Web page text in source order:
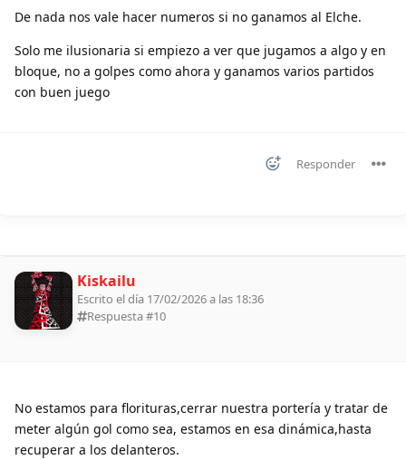
De nada nos vale hacer numeros si no ganamos al Elche.
Solo me ilusionaria si empiezo a ver que jugamos a algo y en
bloque, no a golpes como ahora y ganamos varios partidos
con buen juego
Responder
Kiskailu
Escrito el día 17/02/2026 a las 18:36
Respuesta #10
No estamos para florituras,cerrar nuestra portería y tratar de
meter algún gol como sea, estamos en esa dinámica,hasta
recuperar a los delanteros.